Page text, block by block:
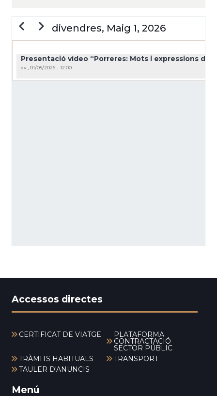
divendres, Maig 1, 2026
PAGINACIÓ
PreviousNext
Presentació vídeo “Porreres: Mots i expressions
dv., 01/05/2026 - 12:00
Accessos directes
CERTIFICAT DE VIATGE PLATAFORMA
CONTRACTACIÓ
SECTOR PÚBLIC
TRÀMITS HABITUALS
TRANSPORT
TAULER D'ANUNCIS
Menú